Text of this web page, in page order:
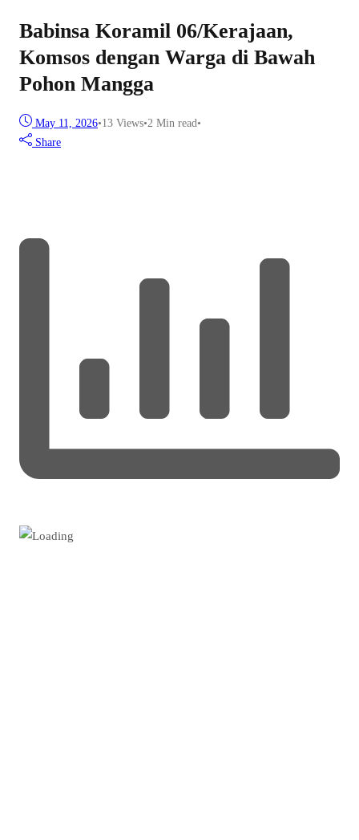
Babinsa Koramil 06/Kerajaan,
Komsos dengan Warga di Bawah
Pohon Mangga
May 11, 2026•13 Views•2 Min read•
Share